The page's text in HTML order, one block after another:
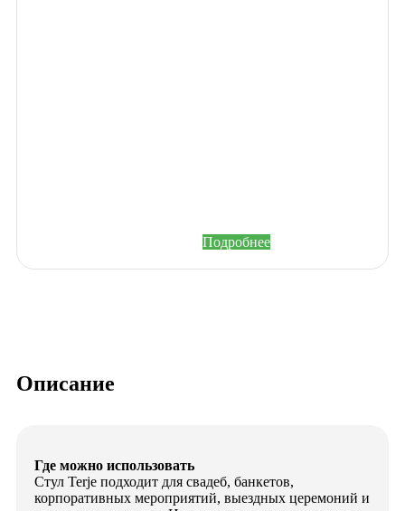
Подробнее
Описание
Где можно использовать
Стул Terje подходит для свадеб, банкетов,
корпоративных мероприятий, выездных церемоний и